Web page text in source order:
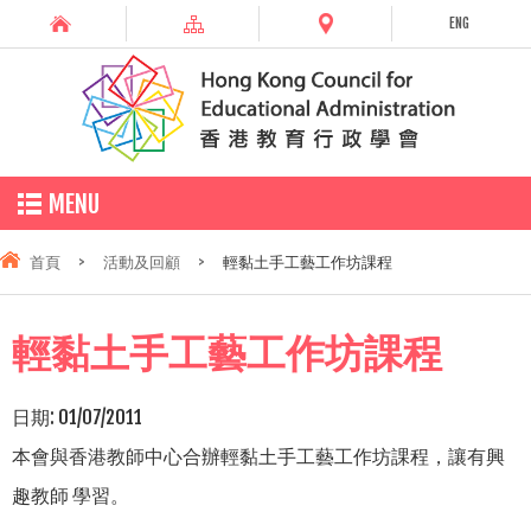
ENG
MENU
首頁 > 活動及回顧 > 輕黏土手工藝工作坊課程
輕黏土手工藝工作坊課程
日期: 01/07/2011
本會與香港教師中心合辦輕黏土手工藝工作坊課程，讓有興
趣教師 學習。